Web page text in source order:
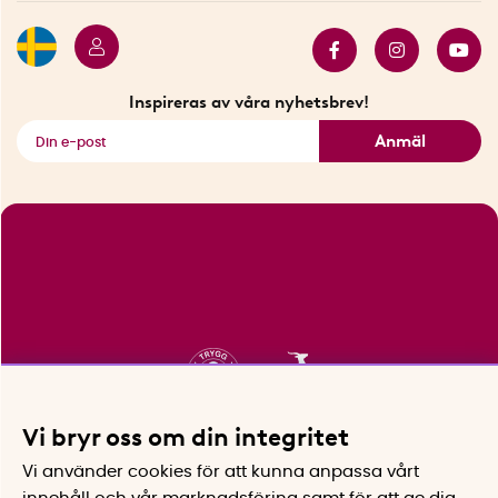
Inspireras av våra nyhetsbrev!
Anmäl
Vi bryr oss om din integritet
Vi använder cookies för att kunna anpassa vårt